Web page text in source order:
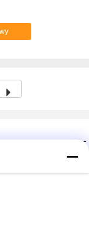
być połączony z
W celu
i dobrym
to mówi, jak
aby uniknąć
przycisk klawiatury na
/ Monitoring / start /